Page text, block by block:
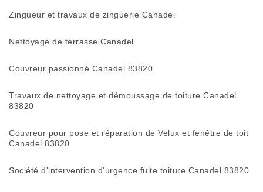
Zingueur et travaux de zinguerie Canadel
Nettoyage de terrasse Canadel
Couvreur passionné Canadel 83820
Travaux de nettoyage et démoussage de toiture Canadel
83820
Couvreur pour pose et réparation de Velux et fenêtre de toit
Canadel 83820
Société d'intervention d'urgence fuite toiture Canadel 83820